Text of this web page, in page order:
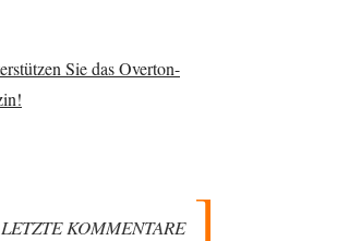
LETZTE KOMMENTARE